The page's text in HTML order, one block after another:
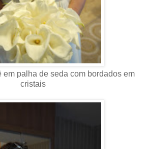
em palha de seda com bordados em
cristais